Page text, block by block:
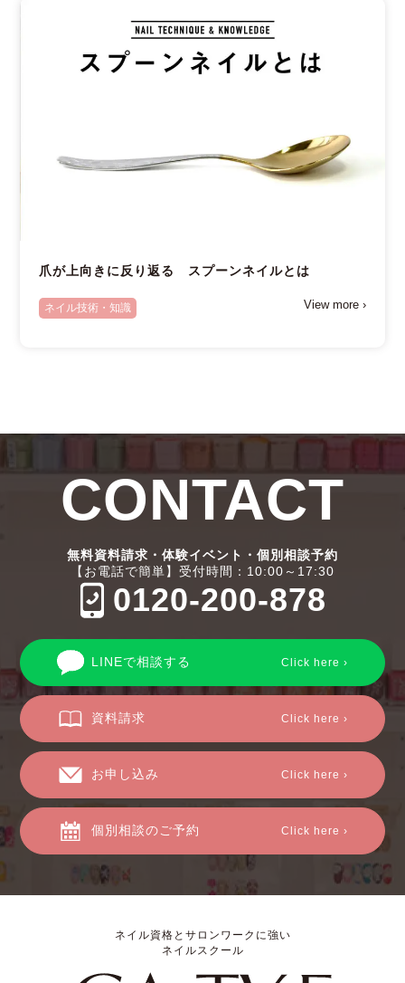
爪が上向きに反り返る スプーンネイルとは
ネイル技術・知識 View more ›
CONTACT
無料資料請求・体験イベント・個別相談予約
【お電話で簡単】受付時間：10:00～17:30
0120-200-878
LINEで相談する Click here ›
資料請求 Click here ›
お申し込み Click here ›
個別相談のご予約 Click here ›
ネイル資格とサロンワークに強い
ネイルスクール